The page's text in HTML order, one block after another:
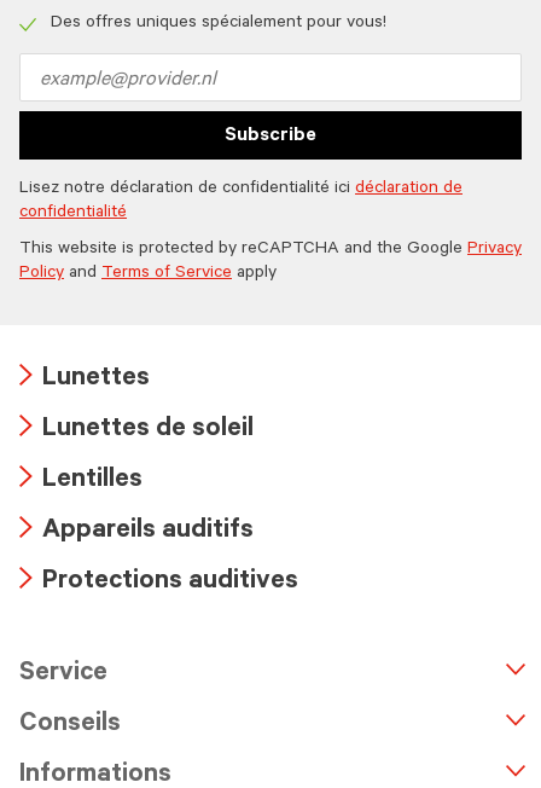
icon
Des offres uniques spécialement pour vous!
address
Subscribe
Lisez notre déclaration de confidentialité ici déclaration de
confidentialité
This website is protected by reCAPTCHA and the Google Privacy
Policy and Terms of Service apply
icon
Lunettes
icon
Lunettes de soleil
icon
Lentilles
icon
Appareils auditifs
Protections auditives
Service
Conseils
Informations